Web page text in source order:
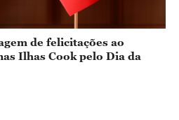
de felicitações ao
Ilhas Cook pelo Dia da